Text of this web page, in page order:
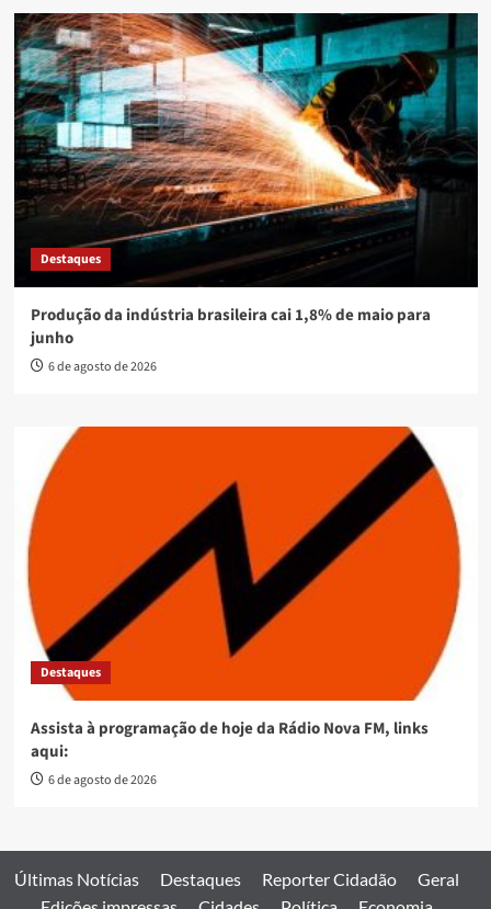
Destaques
Produção da indústria brasileira cai 1,8% de maio para
junho
6 de agosto de 2026
Destaques
Assista à programação de hoje da Rádio Nova FM, links
aqui:
6 de agosto de 2026
Últimas Notícias Destaques Reporter Cidadão
Geral